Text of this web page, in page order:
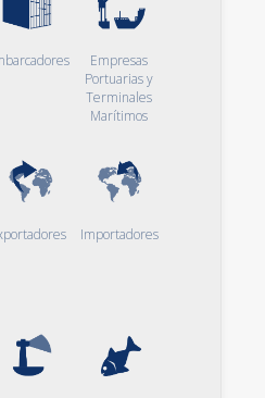
Empresas
Portuarias y
Terminales
Marítimos
Importadores